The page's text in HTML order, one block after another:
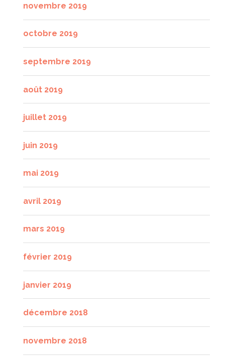
novembre 2019
octobre 2019
septembre 2019
août 2019
juillet 2019
juin 2019
mai 2019
avril 2019
mars 2019
février 2019
janvier 2019
décembre 2018
novembre 2018